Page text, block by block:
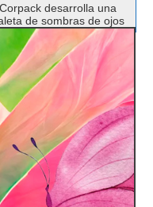
Corpack desarrolla una
de sombras de ojos
para Planet
Revolution de Revolution
El material utilizado
a base de celulosa, 100
y apto para
compostaje ...